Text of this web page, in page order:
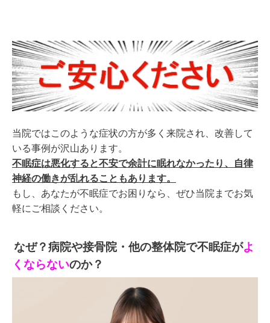
当院ではこのような症状の方が多く来院され、 改善して
いる事例が沢山あります。
不眠症は悪化すると不安で余計に眠れなかったり、自律
神経の働きが乱れることもあります。
もし、あなたが不眠症でお困りなら、ぜひ当院までお気
軽にご相談ください。
なぜ？病院や接骨院・他の整体院で不眠症がよ
くならないのか？